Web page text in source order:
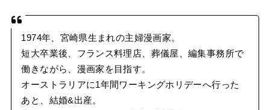
1974年、宮崎県生まれの主婦漫画家。
短大卒業後、フランス料理店、葬儀屋、編集事務所で
働きながら、漫画家を目指す。
オーストラリアに1年間ワーキングホリデーへ行った
あと、結婚&出産。